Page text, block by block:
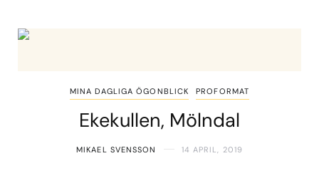
MINA DAGLIGA ÖGONBLICK PROFORMAT
Ekekullen, Mölndal
MIKAEL SVENSSON 14 APRIL, 2019